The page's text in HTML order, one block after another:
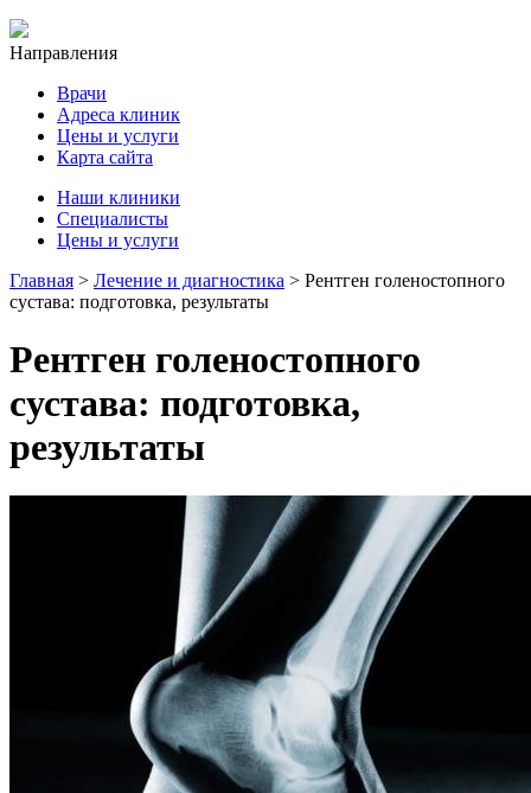
Направления
Врачи
Адреса клиник
Цены и услуги
Карта сайта
Наши клиники
Специалисты
Цены и услуги
Главная > Лечение и диагностика > Рентген голеностопного
сустава: подготовка, результаты
Рентген голеностопного
сустава: подготовка,
результаты